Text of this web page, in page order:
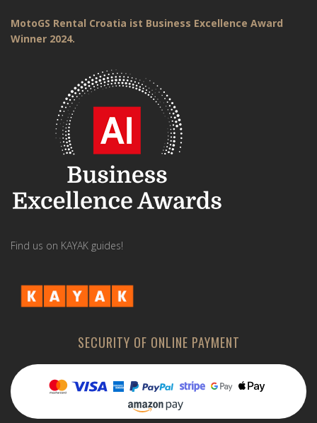
MotoGS Rental Croatia ist Business Excellence Award
Winner 2024.
Find us on KAYAK guides!
SECURITY OF ONLINE PAYMENT